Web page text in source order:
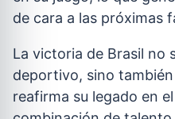
de cara a las próximas
La victoria de Brasil no
deportivo, sino
reafirma su legado en